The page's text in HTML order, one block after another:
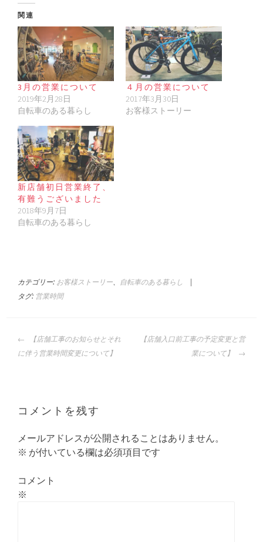
関連
3月の営業について
2019年2月28日
自転車のある暮らし
４月の営業について
2017年3月30日
お客様ストーリー
新店舗初日営業終了、
有難うございました
2018年9月7日
自転車のある暮らし
カテゴリー: お客様ストーリー 自転車のある暮らし
タグ: 営業時間
投
稿
ー
ョ
ン
【店舗工事のお知らせとそれ
に伴う営業時間変更について】
【店舗入口前工事の予定変更と営
業について】
コメントを残す
メールアドレスが公開されることはありません。
※ が付いている欄は必須項目です
コメント
※